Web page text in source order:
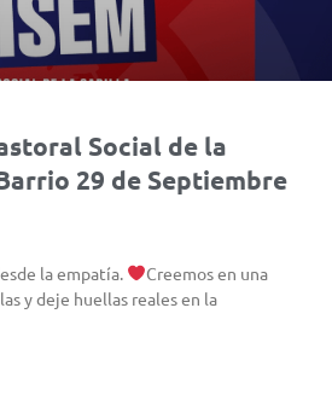
Social de la
29 de Septiembre
la empatía.
Creemos en una
y deje huellas reales en la